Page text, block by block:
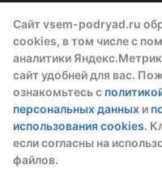
Сайт vsem-podryad.ru
cookies, в том числе с
аналитики
сайт удобней для вас.
ознакомьтесь с
персональных данных и
использования cookies.
если согласны на
файлов.
Реестровая запись №32021
Политика
О компании
© 2016 — 2026 ООО